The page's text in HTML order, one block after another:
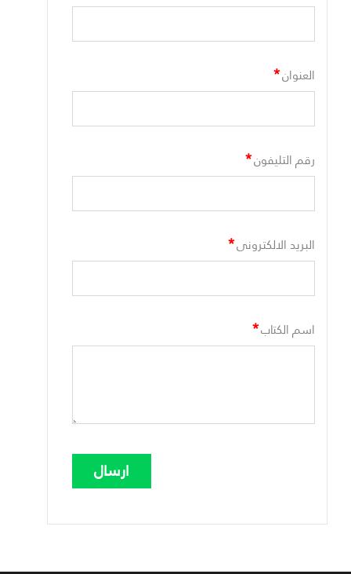
العنوان*
رقم التليفون*
البريد الالكترونى*
اسم الكتاب*